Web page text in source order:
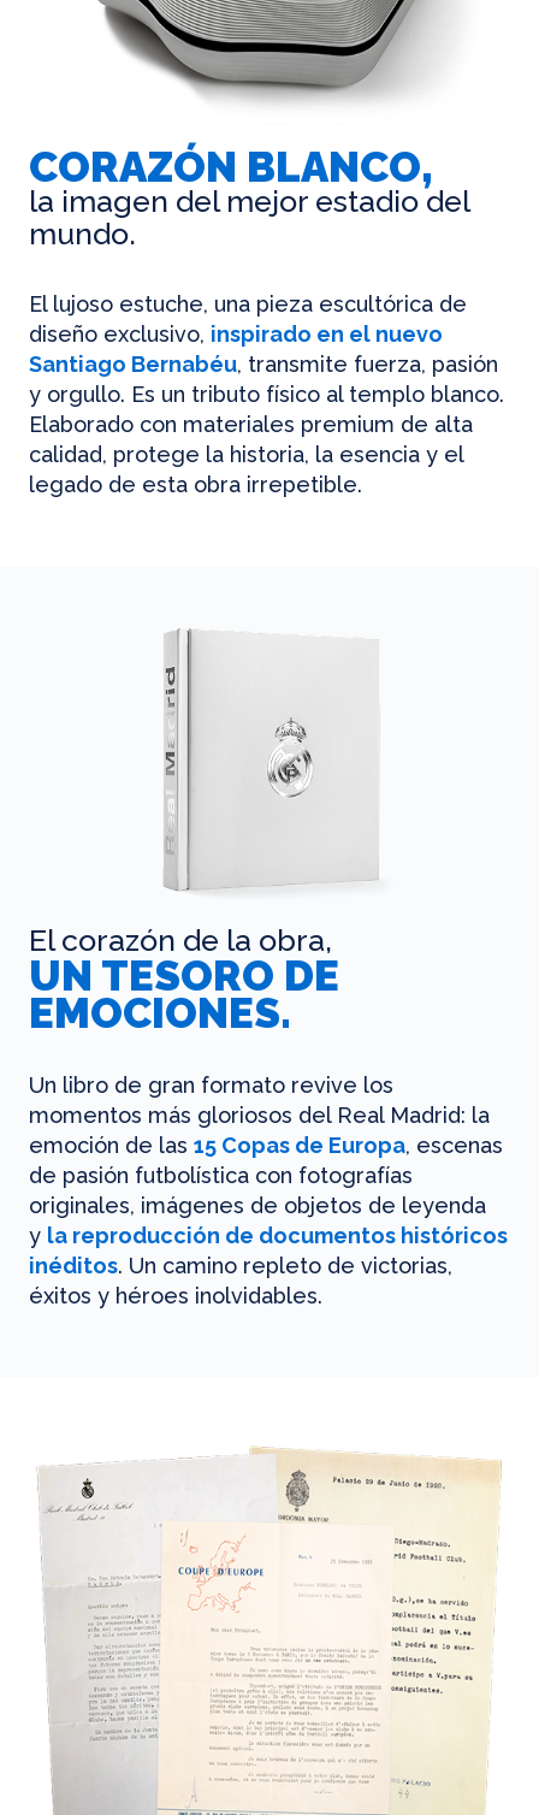
CORAZÓN BLANCO,
la imagen del mejor estadio del
mundo.
El lujoso estuche, una pieza escultórica de
diseño exclusivo, inspirado en el nuevo
Santiago Bernabéu, transmite fuerza, pasión
y orgullo. Es un tributo físico al templo blanco.
Elaborado con materiales premium de alta
calidad, protege la historia, la esencia y el
legado de esta obra irrepetible.
El corazón de la obra,
UN TESORO DE
EMOCIONES.
Un libro de gran formato revive los
momentos más gloriosos del Real Madrid: la
emoción de las 15 Copas de Europa, escenas
de pasión futbolística con fotografías
originales, imágenes de objetos de leyenda
y la reproducción de documentos históricos
inéditos. Un camino repleto de victorias,
éxitos y héroes inolvidables.